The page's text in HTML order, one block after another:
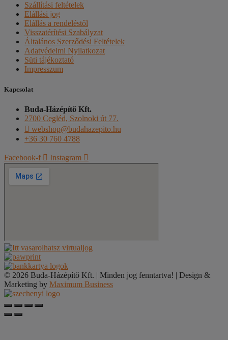
Szállítási feltételek
Elállási jog
Elállás a rendeléstől
Visszatérítési Szabályzat
Általános Szerződési Feltételek
Adatvédelmi Nyilatkozat
Süti tájékoztató
Impresszum
Kapcsolat
Buda-Házépítő Kft.
2700 Cegléd, Szolnoki út 77.
webshop@budahazepito.hu
+36 30 760 4788
Facebook-f Instagram
© 2026 Buda-Házépítő Kft. | Minden jog fenntartva! | Design &
Marketing by Maximum Business